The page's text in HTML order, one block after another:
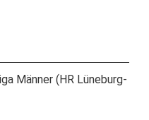
Männer (HR Lüneburg-